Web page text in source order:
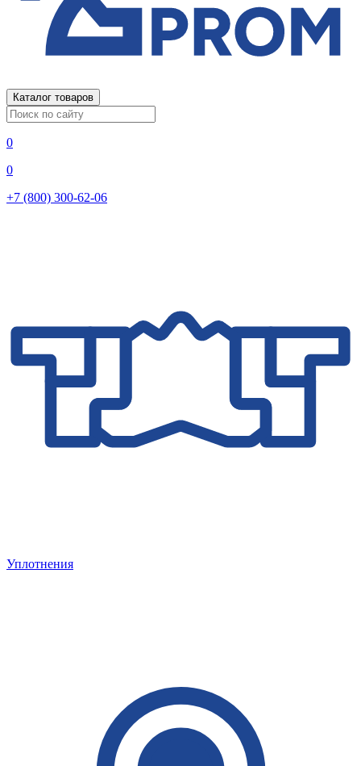
Каталог товаров
0
0
+7 (800) 300-62-06
Уплотнения